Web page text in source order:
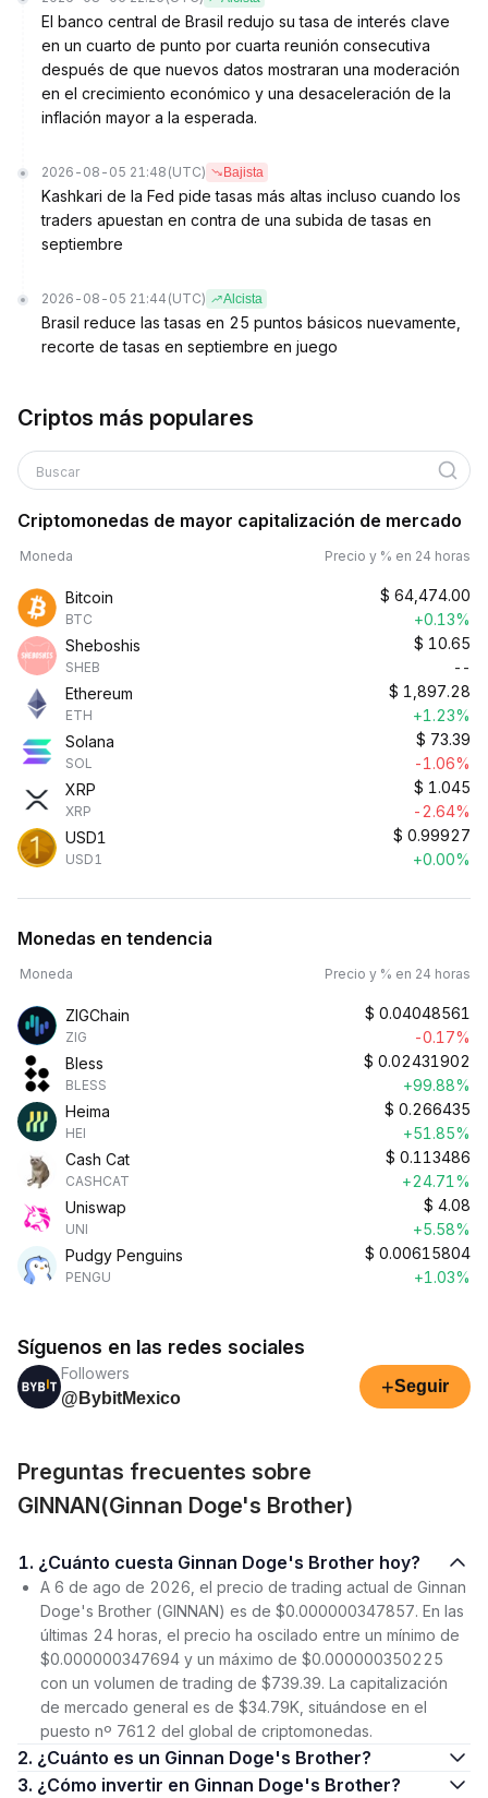
El banco central de Brasil redujo su tasa de interés clave
en un cuarto de punto por cuarta reunión consecutiva
después de que nuevos datos mostraran una moderación
en el crecimiento económico y una desaceleración de la
inflación mayor a la esperada.
2026-08-05 21:48 (UTC) Bajista
Kashkari de la Fed pide tasas más altas incluso cuando los
traders apuestan en contra de una subida de tasas en
septiembre
2026-08-05 21:44 (UTC) Alcista
Brasil reduce las tasas en 25 puntos básicos nuevamente,
recorte de tasas en septiembre en juego
Criptos más populares
Buscar
Criptomonedas de mayor capitalización de mercado
Moneda Precio y % en 24 horas
Bitcoin
BTC
$ 64,474.00
+0.13%
Sheboshis
SHEB
$ 10.65
--
Ethereum
ETH
$ 1,897.28
+1.23%
Solana
SOL
$ 73.39
-1.06%
XRP
XRP
$ 1.045
-2.64%
USD1
USD1
$ 0.99927
+0.00%
Monedas en tendencia
Moneda Precio y % en 24 horas
ZIGChain
ZIG
$ 0.04048561
-0.17%
Bless
BLESS
$ 0.02431902
+99.88%
Heima
HEI
$ 0.266435
+51.85%
Cash Cat
CASHCAT
$ 0.113486
+24.71%
Uniswap
UNI
$ 4.08
+5.58%
Pudgy Penguins
PENGU
$ 0.00615804
+1.03%
Síguenos en las redes sociales
Followers
@BybitMexico
+Seguir
Preguntas frecuentes sobre
GINNAN(Ginnan Doge's Brother)
1. ¿Cuánto cuesta Ginnan Doge's Brother hoy?
A 6 de ago de 2026, el precio de trading actual de Ginnan
Doge's Brother (GINNAN) es de $0.000000347857. En las
últimas 24 horas, el precio ha oscilado entre un mínimo de
$0.000000347694 y un máximo de $0.000000350225
con un volumen de trading de $739.39. La capitalización
de mercado general es de $34.79K, situándose en el
puesto nº 7612 del global de criptomonedas.
2. ¿Cuánto es un Ginnan Doge's Brother?
3. ¿Cómo invertir en Ginnan Doge's Brother?